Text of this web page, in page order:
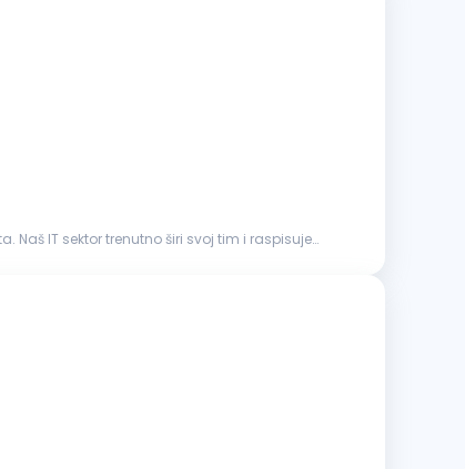
IT sektor trenutno širi svoj tim i raspisuje